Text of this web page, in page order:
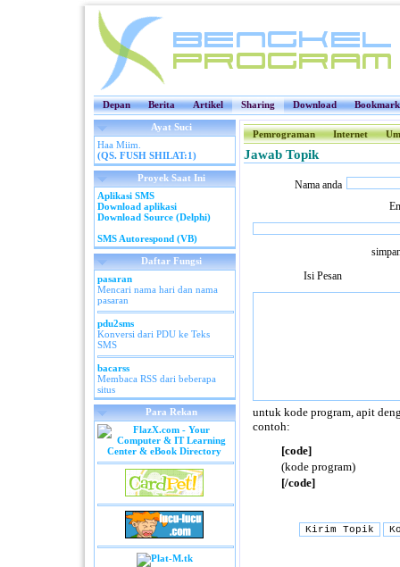
Depan Berita Artikel Sharing Download Bookmark
Ayat Suci
Haa Miim.
(QS. FUSH SHILAT:1)
Proyek Saat Ini
Aplikasi SMS
Download aplikasi
Download Source (Delphi)
SMS Autorespond (VB)
Daftar Fungsi
pasaran
Mencari nama hari dan nama
pasaran
pdu2sms
Konversi dari PDU ke Teks
SMS
bacarss
Membaca RSS dari beberapa
situs
Para Rekan
Pemrograman Internet
Jawab Topik
Nama anda
Isi Pesan
untuk kode program, apit
contoh:
[code]
(kode program)
[/code]